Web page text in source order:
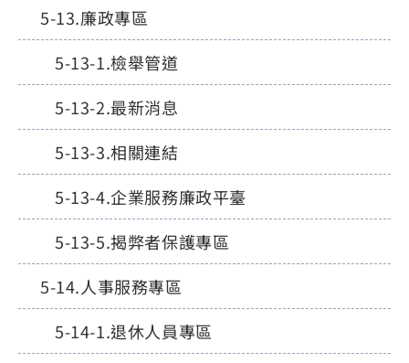
廉政專區
檢舉管道
最新消息
相關連結
企業服務廉政平臺
揭弊者保護專區
人事服務專區
退休人員專區